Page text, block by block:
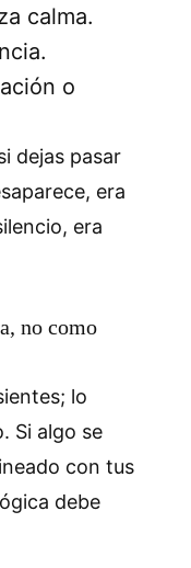
calma.
o
dejas pasar
era
era
no como
lo
Si algo se
con tus
debe